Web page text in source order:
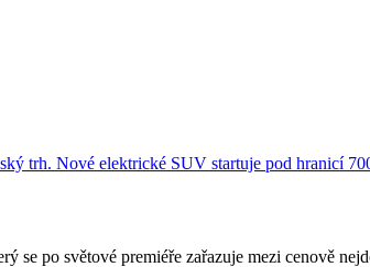
po světové premiéře zařazuje mezi cenově